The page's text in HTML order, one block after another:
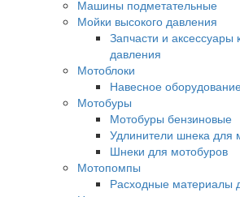
Машины подметательные
Мойки высокого давления
Запчасти и аксессуары
давления
Мотоблоки
Навесное
Мотобуры
Мотобуры бензиновые
Удлинители шнека для
Шнеки для мотобуров
Мотопомпы
Расходные материалы